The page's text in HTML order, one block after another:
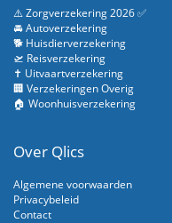
⚠️ Zorgverzekering 2026 ✅
🚘 Autoverzekering
🐕 Huisdierverzekering
🛫 Reisverzekering
✝️ Uitvaartverzekering
🏢 Verzekeringen Overig
🏠 Woonhuisverzekering
Over Qlics
Algemene voorwaarden
Privacybeleid
Contact